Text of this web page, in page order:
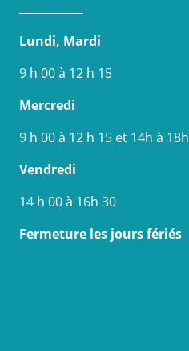
Lundi, Mardi
9 h 00 à 12 h 15
Mercredi
9 h 00 à 12 h 15 et 14h à 18h
Vendredi
14 h 00 à 16h 30
Fermeture les jours fériés